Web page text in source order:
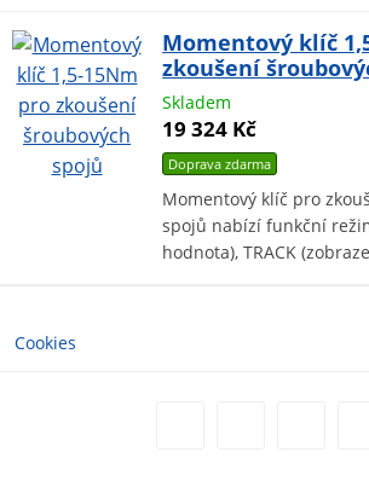
Momentový klíč
zkoušení
Skladem
19 324 Kč
Doprava zdarma
Momentový klíč pro
spojů nabízí funkční
hodnota), TRACK
Cookies